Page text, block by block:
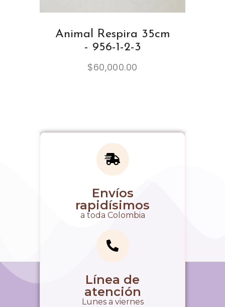
Animal Respira 35cm
- 956-1-2-3
$60,000.00
Envíos
rapidísimos
a toda Colombia
Línea de
atención
Lunes a viernes